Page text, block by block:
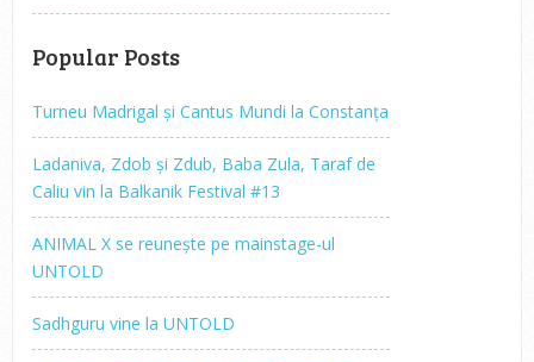
Popular Posts
Turneu Madrigal și Cantus Mundi la Constanța
Ladaniva, Zdob și Zdub, Baba Zula, Taraf de
Caliu vin la Balkanik Festival #13
ANIMAL X se reunește pe mainstage-ul
UNTOLD
Sadhguru vine la UNTOLD